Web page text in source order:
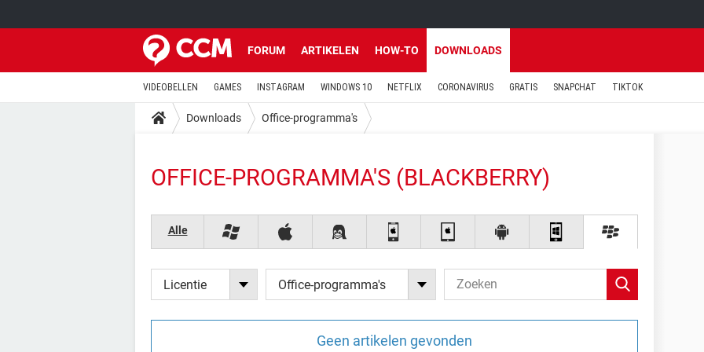
FORUM ARTIKELEN HOW-TO DOWNLOADS
VIDEOBELLEN GAMES INSTAGRAM WINDOWS 10 NETFLIX CORONAVIRUS GRATIS SNAPCHAT TIKTOK
Downloads Office-programma's
OFFICE-PROGRAMMA'S (BLACKBERRY)
Alle
Licentie Office-programma's
Geen artikelen gevonden